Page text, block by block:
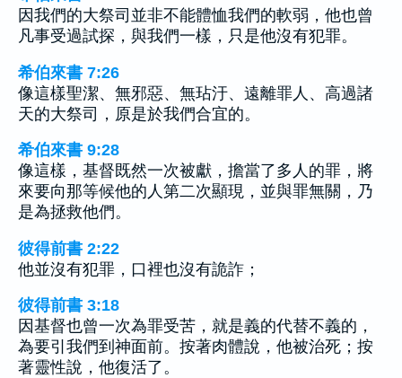
因我們的大祭司並非不能體恤我們的軟弱，他也曾
凡事受過試探，與我們一樣，只是他沒有犯罪。
希伯來書 7:26
像這樣聖潔、無邪惡、無玷汙、遠離罪人、高過諸
天的大祭司，原是於我們合宜的。
希伯來書 9:28
像這樣，基督既然一次被獻，擔當了多人的罪，將
來要向那等候他的人第二次顯現，並與罪無關，乃
是為拯救他們。
彼得前書 2:22
他並沒有犯罪，口裡也沒有詭詐；
彼得前書 3:18
因基督也曾一次為罪受苦，就是義的代替不義的，
為要引我們到神面前。按著肉體說，他被治死；按
著靈性說，他復活了。